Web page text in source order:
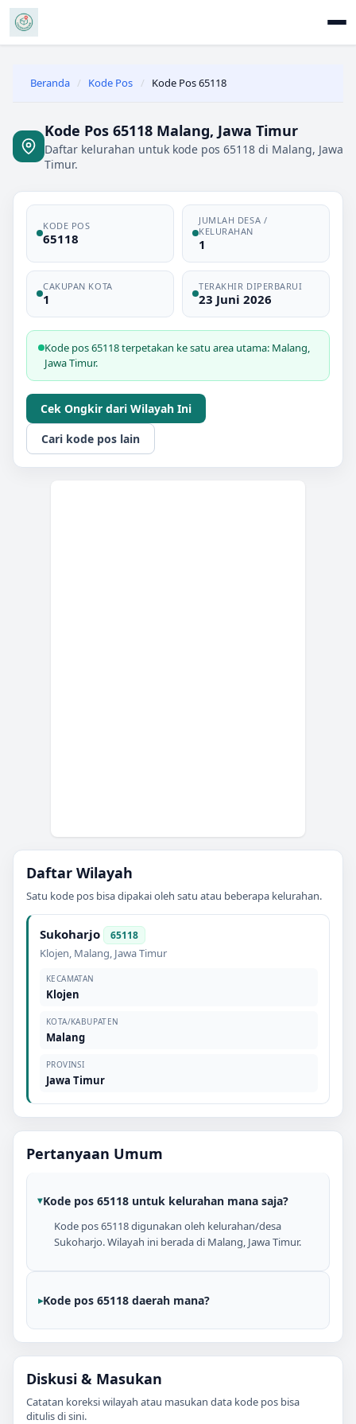
Beranda / Kode Pos / Kode Pos 65118
Kode Pos 65118 Malang, Jawa Timur
Daftar kelurahan untuk kode pos 65118 di Malang, Jawa
Timur.
KODE POS
65118
JUMLAH DESA /
KELURAHAN
1
CAKUPAN KOTA
1
TERAKHIR DIPERBARUI
23 Juni 2026
Kode pos 65118 terpetakan ke satu area utama: Malang,
Jawa Timur.
Cek Ongkir dari Wilayah Ini
Cari kode pos lain
Daftar Wilayah
Satu kode pos bisa dipakai oleh satu atau beberapa kelurahan.
Sukoharjo 65118
Klojen, Malang, Jawa Timur
KECAMATAN
Klojen
KOTA/KABUPATEN
Malang
PROVINSI
Jawa Timur
Pertanyaan Umum
Kode pos 65118 untuk kelurahan mana saja?
Kode pos 65118 digunakan oleh kelurahan/desa
Sukoharjo. Wilayah ini berada di Malang, Jawa Timur.
Kode pos 65118 daerah mana?
Diskusi & Masukan
Catatan koreksi wilayah atau masukan data kode pos bisa
ditulis di sini.